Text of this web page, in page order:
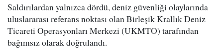
Saldırılardan yalnızca dördü, deniz güvenliği olaylarında
uluslararası referans noktası olan Birleşik Krallık Deniz
Ticareti Operasyonları Merkezi (UKMTO) tarafından
bağımsız olarak doğrulandı.